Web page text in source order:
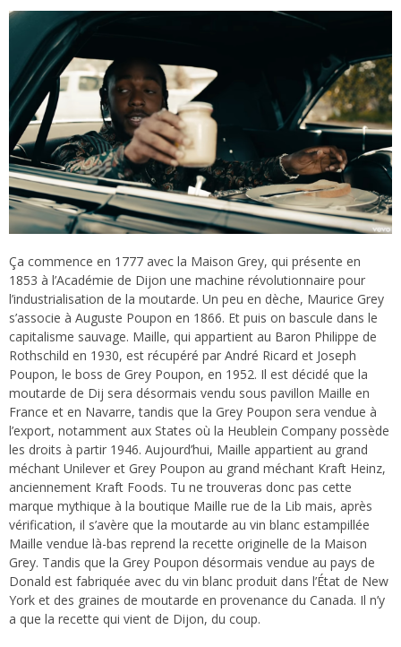
Ça commence en 1777 avec la Maison Grey, qui présente en
1853 à l’Académie de Dijon une machine révolutionnaire pour
l’industrialisation de la moutarde. Un peu en dèche, Maurice Grey
s’associe à Auguste Poupon en 1866. Et puis on bascule dans le
capitalisme sauvage. Maille, qui appartient au Baron Philippe de
Rothschild en 1930, est récupéré par André Ricard et Joseph
Poupon, le boss de Grey Poupon, en 1952. Il est décidé que la
moutarde de Dij sera désormais vendu sous pavillon Maille en
France et en Navarre, tandis que la Grey Poupon sera vendue à
l’export, notamment aux States où la Heublein Company possède
les droits à partir 1946. Aujourd’hui, Maille appartient au grand
méchant Unilever et Grey Poupon au grand méchant Kraft Heinz,
anciennement Kraft Foods. Tu ne trouveras donc pas cette
marque mythique à la boutique Maille rue de la Lib mais, après
vérification, il s’avère que la moutarde au vin blanc estampillée
Maille vendue là-bas reprend la recette originelle de la Maison
Grey. Tandis que la Grey Poupon désormais vendue au pays de
Donald est fabriquée avec du vin blanc produit dans l’État de New
York et des graines de moutarde en provenance du Canada. Il n’y
a que la recette qui vient de Dijon, du coup.